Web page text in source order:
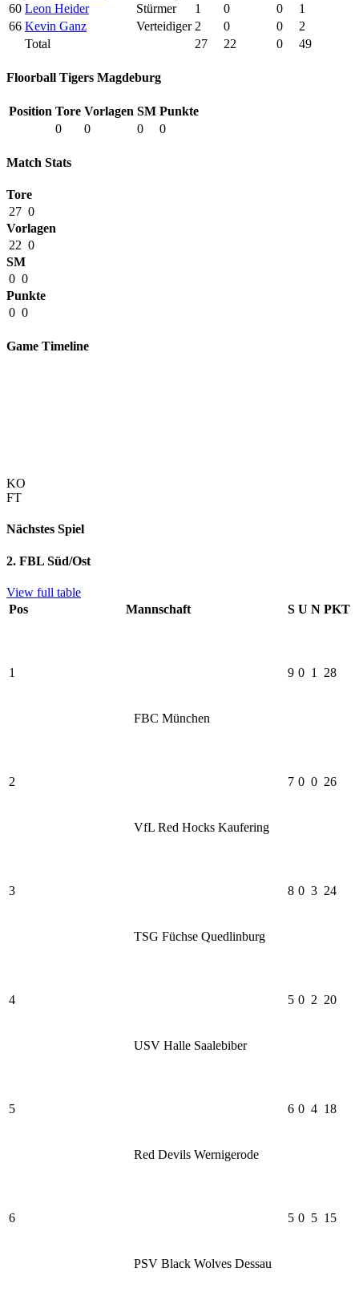
60 Leon Heider Stürmer 1 0 0
1
66 Kevin Ganz Verteidiger 2 0 0
2
Total
27 22 0 49
Floorball Tigers Magdeburg
Position Tore Vorlagen SM Punkte
0
0 0 0
Match Stats
Tore
27 0
Vorlagen
22 0
SM
0 0
Punkte
0 0
Game Timeline
KO
FT
Nächstes Spiel
2. FBL Süd/Ost
View full table
Pos
Mannschaft S U N PKT
1
FBC München
9 0 1 28
2
VfL Red Hocks Kaufering
7 0 0 26
3
TSG Füchse Quedlinburg
8 0 3 24
4
USV Halle Saalebiber
5 0 2 20
5
Red Devils Wernigerode
6 0 4 18
6
PSV Black Wolves Dessau
5 0 5 15